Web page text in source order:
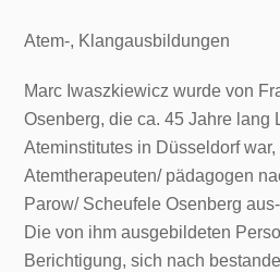
Atem-, Klangausbildungen
Marc Iwaszkiewicz wurde von
Osenberg, die ca. 45 Jahre lang
Ateminstitutes in Düsseldorf
Atemtherapeuten/ pädagogen
Parow/ Scheufele Osenberg
Die von ihm ausgebildeten
Berichtigung, sich nach